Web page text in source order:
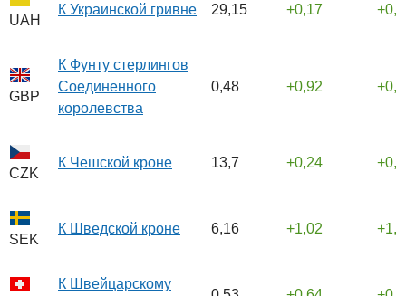
UAH
К Украинской гривне 29,15 0,17
GBP
К Фунту стерлингов
Соединенного
королевства
0,48 0,92
CZK
К Чешской кроне 13,7 0,24
SEK
К Шведской кроне 6,16 1,02
К Швейцарскому